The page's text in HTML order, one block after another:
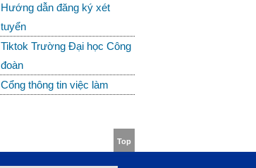
Hướng dẫn đăng ký xét
tuyển
Tiktok Trường Đại học Công
đoàn
Cổng thông tin việc làm
Top